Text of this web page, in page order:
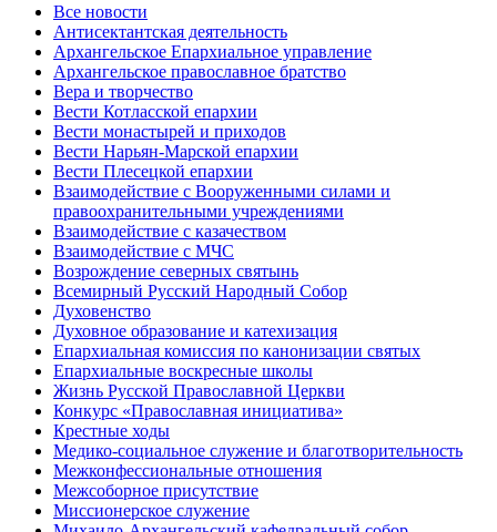
Все новости
Антисектантская деятельность
Архангельское Епархиальное управление
Архангельское православное братство
Вера и творчество
Вести Котласской епархии
Вести монастырей и приходов
Вести Нарьян-Марской епархии
Вести Плесецкой епархии
Взаимодействие с Вооруженными силами и
правоохранительными учреждениями
Взаимодействие с казачеством
Взаимодействие с МЧС
Возрождение северных святынь
Всемирный Русский Народный Собор
Духовенство
Духовное образование и катехизация
Епархиальная комиссия по канонизации святых
Епархиальные воскресные школы
Жизнь Русской Православной Церкви
Конкурс «Православная инициатива»
Крестные ходы
Медико-социальное служение и благотворительность
Межконфессиональные отношения
Межсоборное присутствие
Миссионерское служение